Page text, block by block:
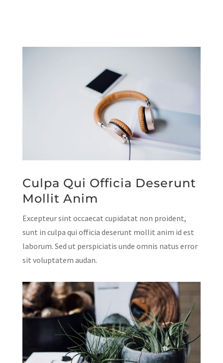
Culpa Qui Officia Deserunt
Mollit Anim
Excepteur sint occaecat cupidatat non proident,
sunt in culpa qui officia deserunt mollit anim id est
laborum. Sed ut perspiciatis unde omnis natus error
sit voluptatem audan.